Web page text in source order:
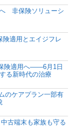
非保険ソリューシ
適用とエイジフレ
険適用へ――6月1日
る新時代の治療
のケアプラン一部有
古端末も家族も守る